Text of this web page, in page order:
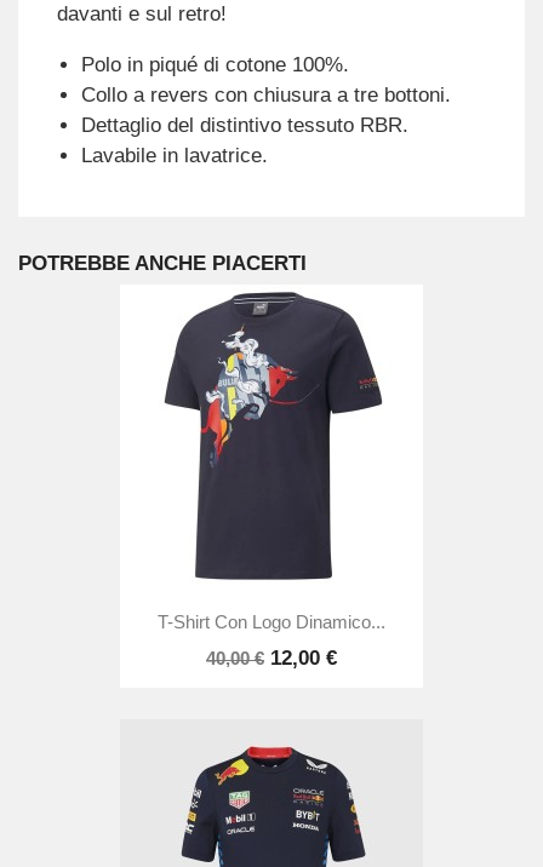
davanti e sul retro!
Polo in piqué di cotone 100%.
Collo a revers con chiusura a tre bottoni.
Dettaglio del distintivo tessuto RBR.
Lavabile in lavatrice.
POTREBBE ANCHE PIACERTI
T-Shirt Con Logo Dinamico...
40,00 € 12,00 €